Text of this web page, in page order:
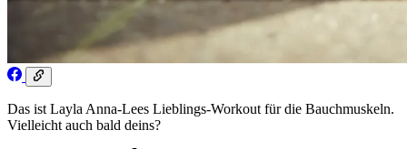
Das ist Layla Anna-Lees Lieblings-Workout für die Bauchmuskeln.
Vielleicht auch bald deins?